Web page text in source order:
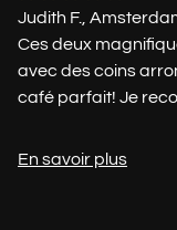
Judith F.,
Ces deux
avec des coins
café parfait! Je
En savoir plus